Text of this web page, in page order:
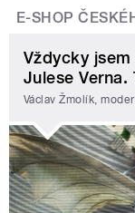
E-SHOP
Vždycky
Julese
Václav Žmolík,